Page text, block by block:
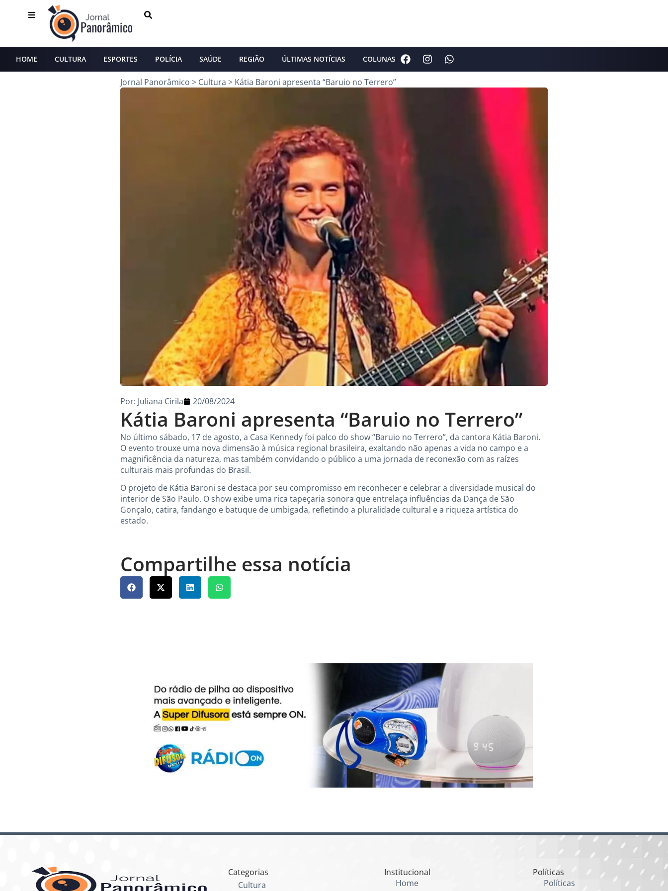
HOME CULTURA ESPORTES POLÍCIA SAÚDE REGIÃO ÚLTIMAS NOTÍCIAS COLUNAS
Jornal Panorâmico > Cultura > Kátia Baroni apresenta “Baruio no Terrero”
Kátia Baroni apresenta “Baruio no Terrero”
Por: Juliana Cirila 20/08/2024
No último sábado, 17 de agosto, a Casa Kennedy foi palco do show “Baruio no Terrero”, da cantora Kátia Baroni.
O evento trouxe uma nova dimensão à música regional brasileira, exaltando não apenas a vida no campo e a
magnificência da natureza, mas também convidando o público a uma jornada de reconexão com as raízes
culturais mais profundas do Brasil.
O projeto de Kátia Baroni se destaca por seu compromisso em reconhecer e celebrar a diversidade musical do
interior de São Paulo. O show exibe uma rica tapeçaria sonora que entrelaça influências da Dança de São
Gonçalo, catira, fandango e batuque de umbigada, refletindo a pluralidade cultural e a riqueza artística do
estado.
Compartilhe essa notícia
Categorias
Cultura
Institucional
Home
Políticas
Políticas